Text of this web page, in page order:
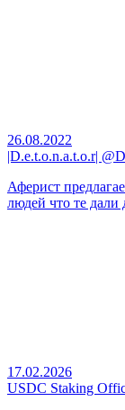
26.08.2022
|D.e.t.o.n.a.t.o.r|
Аферист
людей что те дали
17.02.2026
USDC Staking